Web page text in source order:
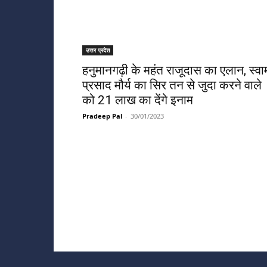
उत्तर प्रदेश
हनुमानगढ़ी के महंत राजूदास का एलान,
प्रसाद मौर्य का सिर तन से जुदा करने वाले
को 21 लाख का देंगे इनाम
Pradeep Pal - 30/01/2023